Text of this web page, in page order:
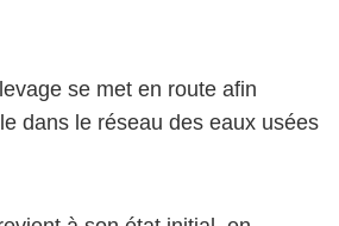
se met en route afin
dans le réseau des eaux usées